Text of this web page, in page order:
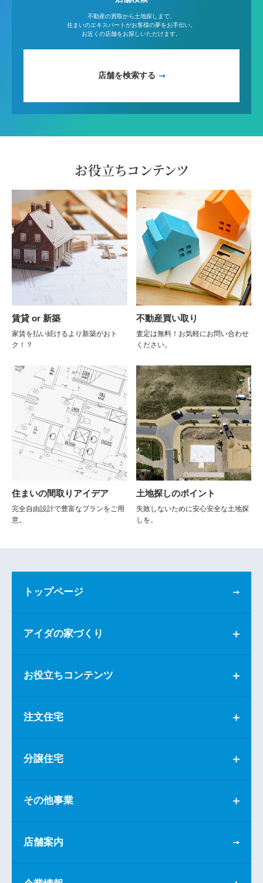
不動産の買取から土地探しまで、
住まいのエキスパートがお客様の夢をお手伝い。
お近くの店舗をお探しいただけます。
店舗を検索する
お役立ちコンテンツ
賃貸 or 新築
家賃を払い続けるより新築がおト
ク！？
不動産買い取り
査定は無料！お気軽にお問い合わせ
ください。
住まいの間取りアイデア
完全自由設計で豊富なプランをご用
意。
土地探しのポイント
失敗しないために安心安全な土地探
しを。
トップページ
アイダの家づくり
お役立ちコンテンツ
注文住宅
分譲住宅
その他事業
店舗案内